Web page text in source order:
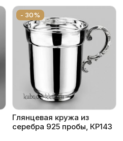
- 30%
Глянцевая кружа из
серебра 925 пробы, КР143